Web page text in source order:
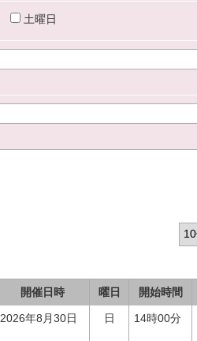
土曜日
開催日時 曜日 開始時間
2026年8月30日 日 14時00分